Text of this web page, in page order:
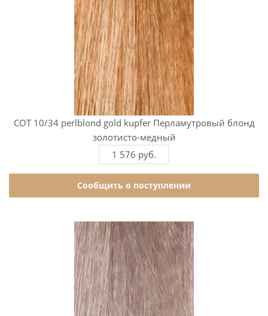
COT 10/34 perlblond gold kupfer Перламутровый блонд
золотисто-медный
1 576 руб.
Сообщить о поступлении